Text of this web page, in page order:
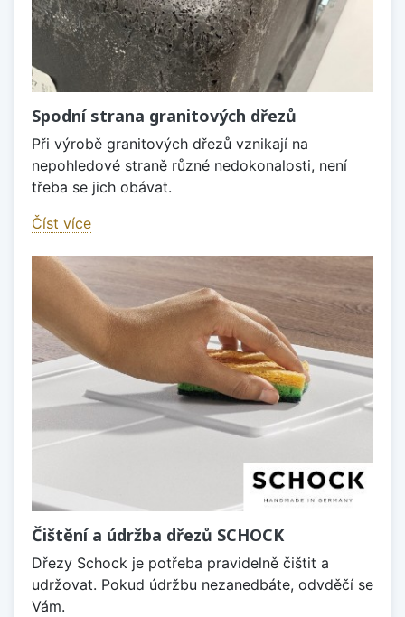
Spodní strana granitových dřezů
Při výrobě granitových dřezů vznikají na
nepohledové straně různé nedokonalosti, není
třeba se jich obávat.
Číst více
Čištění a údržba dřezů SCHOCK
Dřezy Schock je potřeba pravidelně čištit a
udržovat. Pokud údržbu nezanedbáte, odvděčí se
Vám.